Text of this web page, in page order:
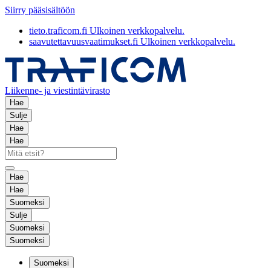
Siirry pääsisältöön
tieto.traficom.fi Ulkoinen verkkopalvelu.
saavutettavuusvaatimukset.fi Ulkoinen verkkopalvelu.
Liikenne- ja viestintävirasto
Hae
Sulje
Hae
Hae
Hae
Hae
Suomeksi
Sulje
Suomeksi
Suomeksi
Suomeksi